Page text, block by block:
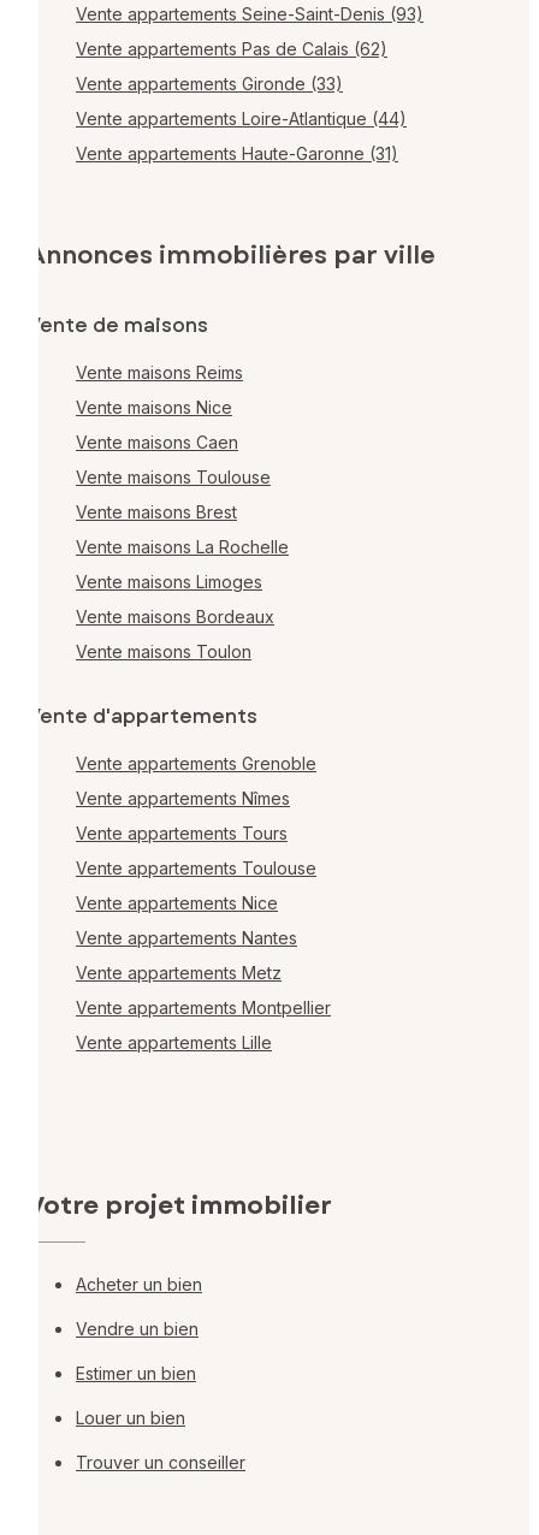
Vente appartements Seine-Saint-Denis (93)
Vente appartements Pas de Calais (62)
Vente appartements Gironde (33)
Vente appartements Loire-Atlantique (44)
Vente appartements Haute-Garonne (31)
Annonces immobilières par ville
Vente de maisons
Vente maisons Reims
Vente maisons Nice
Vente maisons Caen
Vente maisons Toulouse
Vente maisons Brest
Vente maisons La Rochelle
Vente maisons Limoges
Vente maisons Bordeaux
Vente maisons Toulon
Vente d'appartements
Vente appartements Grenoble
Vente appartements Nîmes
Vente appartements Tours
Vente appartements Toulouse
Vente appartements Nice
Vente appartements Nantes
Vente appartements Metz
Vente appartements Montpellier
Vente appartements Lille
Votre projet immobilier
Acheter un bien
Vendre un bien
Estimer un bien
Louer un bien
Trouver un conseiller